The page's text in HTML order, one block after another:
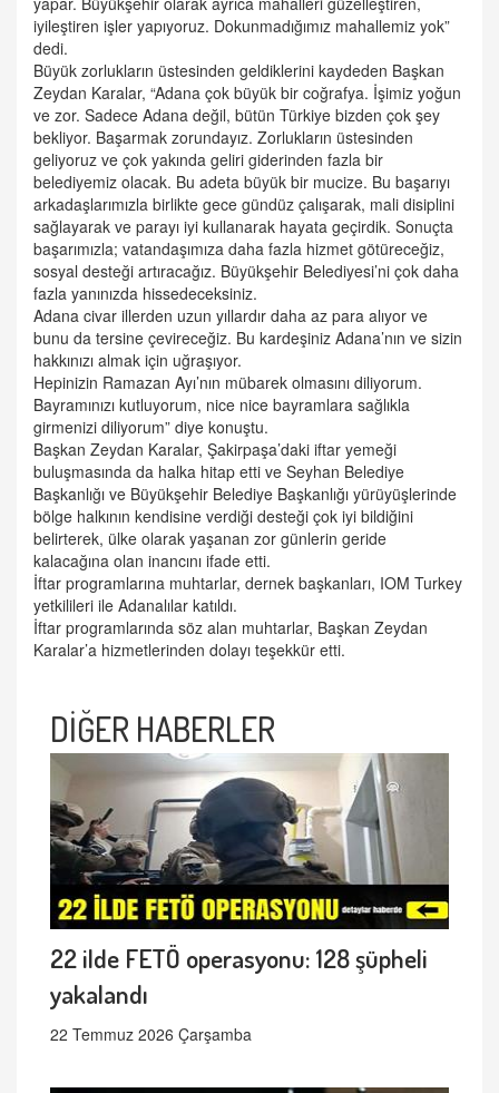
iyileştiren işler yapıyoruz. Dokunmadığımız mahallemiz yok”
dedi.
Büyük zorlukların üstesinden geldiklerini kaydeden Başkan
Zeydan Karalar, “Adana çok büyük bir coğrafya. İşimiz yoğun
ve zor. Sadece Adana değil, bütün Türkiye bizden çok şey
bekliyor. Başarmak zorundayız. Zorlukların üstesinden
geliyoruz ve çok yakında geliri giderinden fazla bir
belediyemiz olacak. Bu adeta büyük bir mucize. Bu başarıyı
arkadaşlarımızla birlikte gece gündüz çalışarak, mali disiplini
sağlayarak ve parayı iyi kullanarak hayata geçirdik. Sonuçta
başarımızla; vatandaşımıza daha fazla hizmet götüreceğiz,
sosyal desteği artıracağız. Büyükşehir Belediyesi’ni çok daha
fazla yanınızda hissedeceksiniz.
Adana civar illerden uzun yıllardır daha az para alıyor ve
bunu da tersine çevireceğiz. Bu kardeşiniz Adana’nın ve sizin
hakkınızı almak için uğraşıyor.
Hepinizin Ramazan Ayı’nın mübarek olmasını diliyorum.
Bayramınızı kutluyorum, nice nice bayramlara sağlıkla
girmenizi diliyorum” diye konuştu.
Başkan Zeydan Karalar, Şakirpaşa’daki iftar yemeği
buluşmasında da halka hitap etti ve Seyhan Belediye
Başkanlığı ve Büyükşehir Belediye Başkanlığı yürüyüşlerinde
bölge halkının kendisine verdiği desteği çok iyi bildiğini
belirterek, ülke olarak yaşanan zor günlerin geride
kalacağına olan inancını ifade etti.
İftar programlarına muhtarlar, dernek başkanları, IOM Turkey
yetkilileri ile Adanalılar katıldı.
İftar programlarında söz alan muhtarlar, Başkan Zeydan
Karalar’a hizmetlerinden dolayı teşekkür etti.
DİĞER HABERLER
22 ilde FETÖ operasyonu: 128 şüpheli
yakalandı
22 Temmuz 2026 Çarşamba